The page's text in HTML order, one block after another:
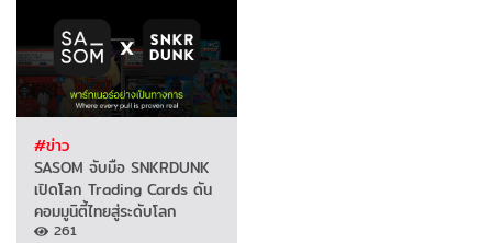
#ข่าว
SASOM จับมือ SNKRDUNK
เปิดโลก Trading Cards ดัน
คอมมูนิตี้ไทยสู่ระดับโลก
261